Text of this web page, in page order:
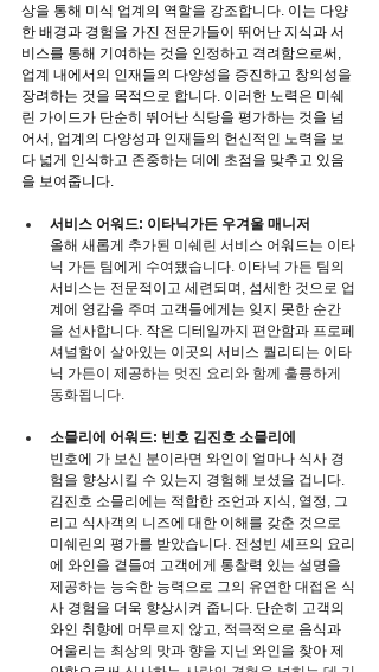
상을 통해 미식 업계의 역할을 강조합니다. 이는 다양
한 배경과 경험을 가진 전문가들이 뛰어난 지식과 서
비스를 통해 기여하는 것을 인정하고 격려함으로써,
업계 내에서의 인재들의 다양성을 증진하고 창의성을
장려하는 것을 목적으로 합니다. 이러한 노력은 미쉐
린 가이드가 단순히 뛰어난 식당을 평가하는 것을 넘
어서, 업계의 다양성과 인재들의 헌신적인 노력을 보
다 넓게 인식하고 존중하는 데에 초점을 맞추고 있음
을 보여줍니다.
서비스 어워드: 이타닉가든 우겨울 매니저
올해 새롭게 추가된 미쉐린 서비스 어워드는 이타
닉 가든 팀에게 수여됐습니다. 이타닉 가든 팀의
서비스는 전문적이고 세련되며, 섬세한 것으로 업
계에 영감을 주며 고객들에게는 잊지 못한 순간
을 선사합니다. 작은 디테일까지 편안함과 프로페
셔널함이 살아있는 이곳의 서비스 퀄리티는 이타
닉 가든이 제공하는 멋진 요리와 함께 훌륭하게
동화됩니다.
소믈리에 어워드: 빈호 김진호 소믈리에
빈호에 가 보신 분이라면 와인이 얼마나 식사 경
험을 향상시킬 수 있는지 경험해 보셨을 겁니다.
김진호 소믈리에는 적합한 조언과 지식, 열정, 그
리고 식사객의 니즈에 대한 이해를 갖춘 것으로
미쉐린의 평가를 받았습니다. 전성빈 셰프의 요리
에 와인을 곁들여 고객에게 통찰력 있는 설명을
제공하는 능숙한 능력으로 그의 유연한 대접은 식
사 경험을 더욱 향상시켜 줍니다. 단순히 고객의
와인 취향에 머무르지 않고, 적극적으로 음식과
어울리는 최상의 맛과 향을 지닌 와인을 찾아 제